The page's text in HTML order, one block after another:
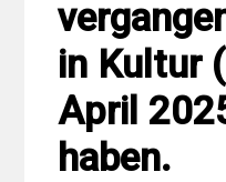
in Kultur
April
haben.